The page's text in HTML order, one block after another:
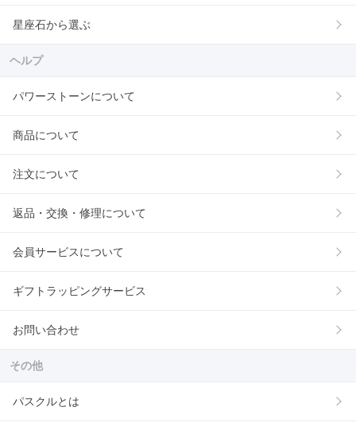
星座石から選ぶ
ヘルプ
パワーストーンについて
商品について
注文について
返品・交換・修理について
会員サービスについて
ギフトラッピングサービス
お問い合わせ
その他
パスクルとは